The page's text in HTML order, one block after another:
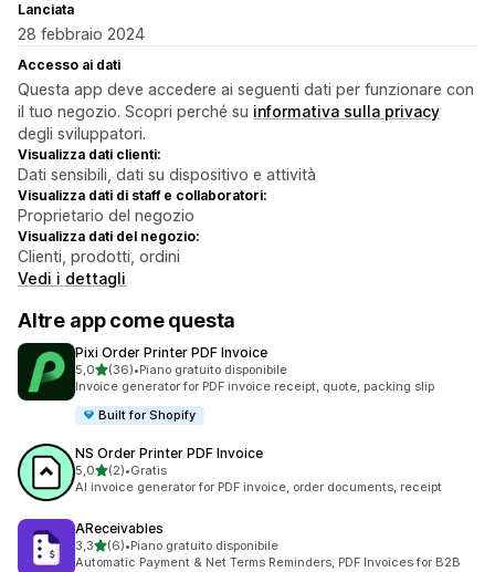
Lanciata
28 febbraio 2024
Accesso ai dati
Questa app deve accedere ai seguenti dati per funzionare con
il tuo negozio. Scopri perché su informativa sulla privacy
degli sviluppatori.
Visualizza dati clienti:
Dati sensibili, dati su dispositivo e attività
Visualizza dati di staff e collaboratori:
Proprietario del negozio
Visualizza dati del negozio:
Clienti, prodotti, ordini
Vedi i dettagli
Altre app come questa
Pixi Order Printer PDF Invoice
5,0stelle su 5
(36)
36 recensioni totali
•Piano gratuito disponibile
Invoice generator for PDF invoice receipt, quote, packing slip
Built for Shopify
NS Order Printer PDF Invoice
5,0stelle su 5
(2)
2 recensioni totali
•Gratis
AI invoice generator for PDF invoice, order documents, receipt
AReceivables
3,3stelle su 5
(6)
6 recensioni totali
•Piano gratuito disponibile
Automatic Payment & Net Terms Reminders, PDF Invoices for B2B